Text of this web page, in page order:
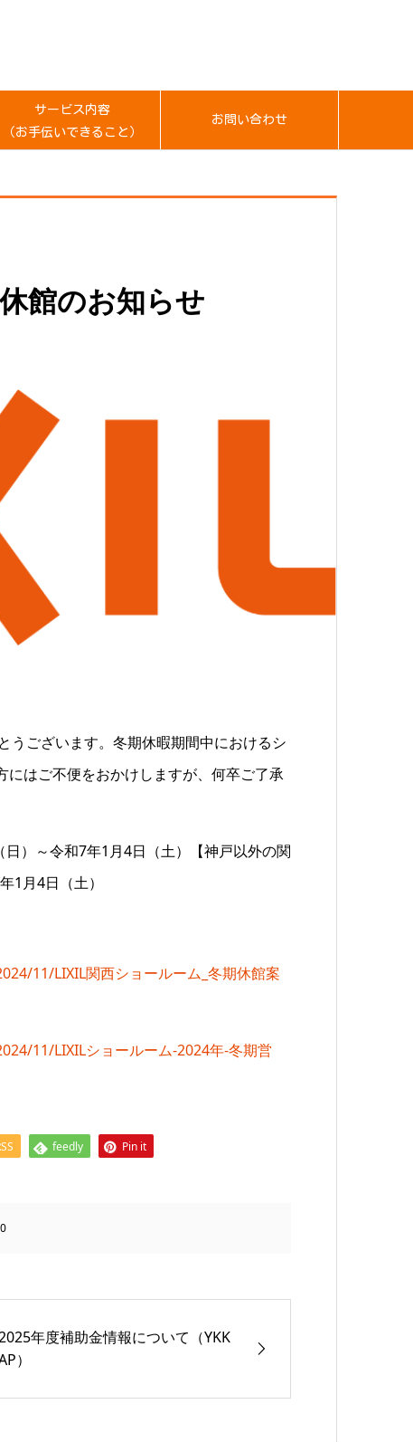
サービス内容
（お手伝いできること）
お問い合わせ
館のお知らせ
うございます。冬期休暇期間中におけるシ
にはご不便をおかけしますが、何卒ご了承
）～令和7年1月4日（土）【神戸以外の関
1月4日（土）
11/LIXIL関西ショールーム_冬期休館案
11/LIXILショールーム-2024年-冬期営
feedly Pin it
0
年度補助金情報について（YKK
）